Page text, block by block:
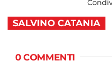
SALVINO CATANIA
0 COMMENTI